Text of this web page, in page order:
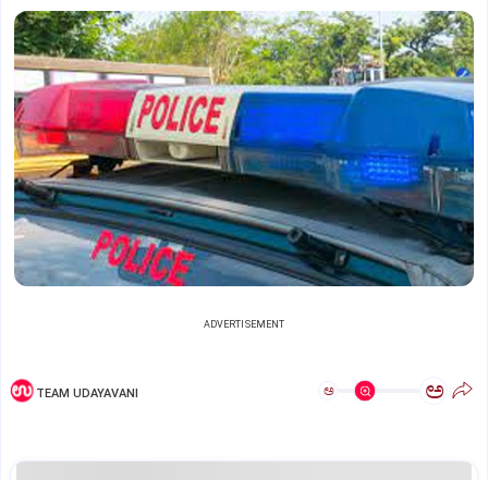
ADVERTISEMENT
TEAM UDAYAVANI ಅ ಅ